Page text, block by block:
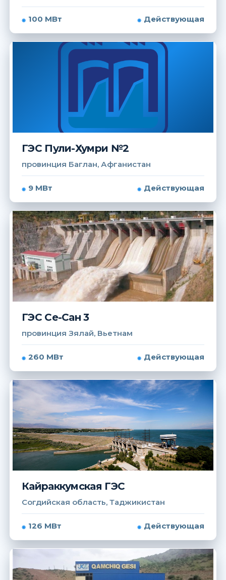
100 МВт Действующая
ГЭС Пули-Хумри №2
провинция Баглан, Афганистан
9 МВт Действующая
ГЭС Се-Сан 3
провинция Зялай, Вьетнам
260 МВт Действующая
Кайраккумская ГЭС
Согдийская область, Таджикистан
126 МВт Действующая